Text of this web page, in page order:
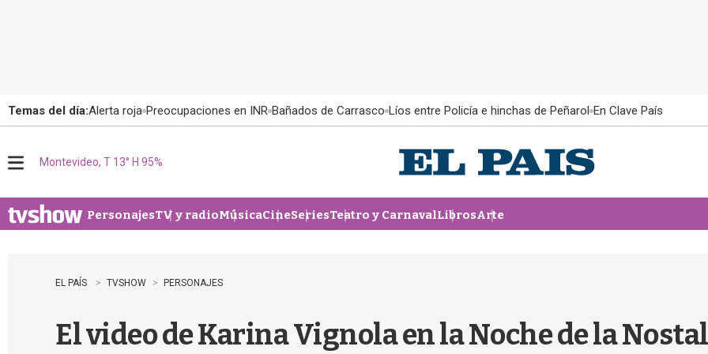
Temas del día:Alerta roja Preocupaciones en INR Bañados de Carrasco Líos entre Policía e hinchas de Peñarol En Clave País
u
Montevideo, T 13° H 95%
PersonajesTV y radioMúsicaCineSeriesTeatro y CarnavalLibrosArte
EL PAÍS TVSHOW PERSONAJES
El video de Karina Vignola en la Noche de la